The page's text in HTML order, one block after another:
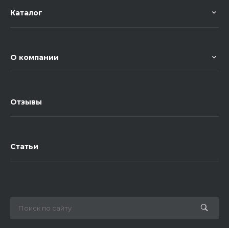
Каталог
О компании
Отзывы
Статьи